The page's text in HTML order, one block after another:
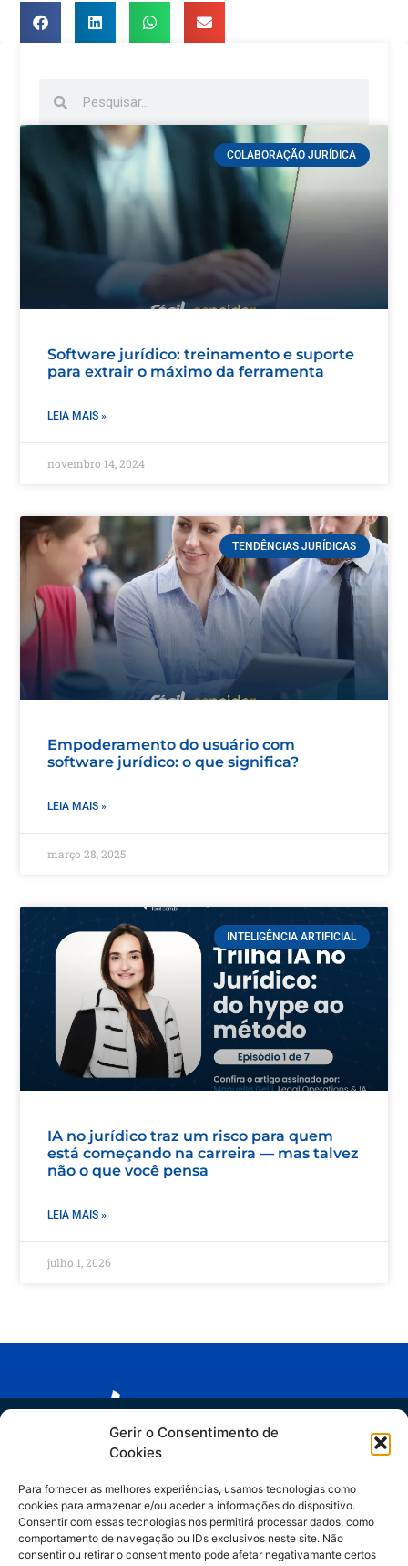
Trilha IA no Jurídico
Artigos assinados por Manuella Gelli,
especialista em Legal Operations & IA.
Gerir o Consentimento de
Cookies
Para fornecer as melhores experiências, usamos tecnologias como
cookies para armazenar e/ou aceder a informações do dispositivo.
Consentir com essas tecnologias nos permitirá processar dados, como
comportamento de navegação ou IDs exclusivos neste site. Não
consentir ou retirar o consentimento pode afetar negativamante certos
COLABORAÇÃO JURÍDICA
Software jurídico: treinamento e suporte
para extrair o máximo da ferramenta
LEIA MAIS »
novembro 14, 2024
TENDÊNCIAS JURÍDICAS
Empoderamento do usuário com
software jurídico: o que significa?
LEIA MAIS »
março 28, 2025
INTELIGÊNCIA ARTIFICIAL
IA no jurídico traz um risco para quem
está começando na carreira — mas talvez
não o que você pensa
LEIA MAIS »
julho 1, 2026
Links relevantes
Espaider Departamentos Jurídicos
Espaider Escritórios - Completo
Espaider Essencial